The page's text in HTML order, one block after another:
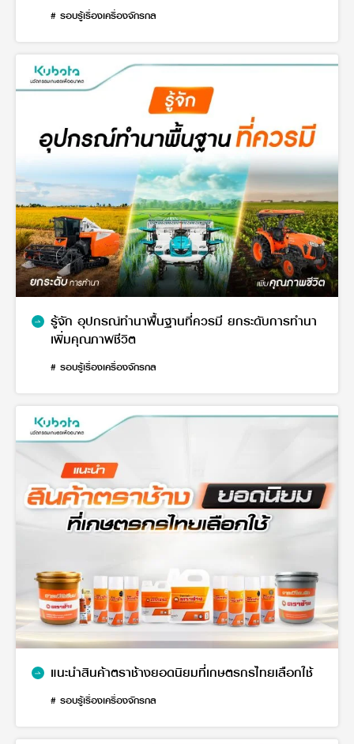
ควรใช้แบบไหน
# รอบรู้เรื่องเครื่องจักรกล
รู้จัก อุปกรณ์ทำนาพื้นฐานที่ควรมี ยกระดับการทำนา
เพิ่มคุณภาพชีวิต
# รอบรู้เรื่องเครื่องจักรกล
แนะนำสินค้าตราช้างยอดนิยมที่เกษตรกรไทยเลือกใช้
# รอบรู้เรื่องเครื่องจักรกล